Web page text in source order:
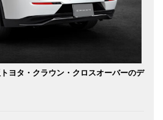
ヨタ・クラウン・クロスオーバーのデ